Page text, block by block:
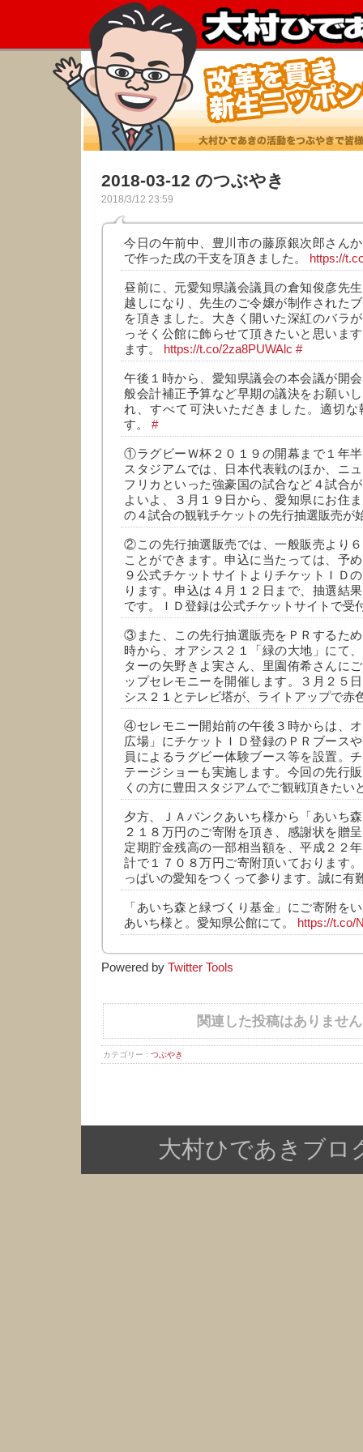
2018-03-12 のつぶやき
2018/3/12 23:59
今日の午前中、豊川市の藤原銀次郎さん
で作った戌の干支を頂きました。
https://
昼前に、元愛知県議会議員の倉知俊彦先
越しになり、先生のご令嬢が制作された
を頂きました。大きく開いた深紅のバラ
っそく公館に飾らせて頂きたいと思いま
ます。
https://t.co/2za8PUWAlc #
午後１時から、愛知県議会の本会議が開
般会計補正予算など早期の議決をお願い
れ、すべて可決いただきました。適切
す。 #
①ラグビーＷ杯２０１９の開幕まで１年
スタジアムでは、日本代表戦のほか、ニ
フリカといった強豪国の試合など４試合
よいよ、３月１９日から、愛知県にお住
の４試合の観戦チケットの先行抽選販売が
②この先行抽選販売では、一般販売より
ことができます。申込に当たっては、予
９公式チケットサイトよりチケットＩＤ
ります。申込は４月１２日まで、抽選結
です。ＩＤ登録は公式チケットサイトで受
③また、この先行抽選販売をＰＲするた
時から、オアシス２１「緑の大地」にて
ターの矢野きよ実さん、里園侑希さんに
ップセレモニーを開催します。３月２５
シス２１とテレビ塔が、ライトアップで赤
④セレモニー開始前の午後３時からは、
広場」にチケットＩＤ登録のＰＲブース
員によるラグビー体験ブース等を設置。
テージショーも実施します。今回の先行
くの方に豊田スタジアムでご観戦頂きたい
夕方、ＪＡバンクあいち様から「あいち
２１８万円のご寄附を頂き、感謝状を贈
定期貯金残高の一部相当額を、平成２２
計で１７０８万円ご寄附頂いております
っぱいの愛知をつくって参ります。誠に有
「あいち森と緑づくり基金」にご寄附を
あいち様と。愛知県公館にて。
https://t.co/
Powered by Twitter Tools
関連した投稿はありませ
カテゴリー : つぶやき
大村ひであきブロ